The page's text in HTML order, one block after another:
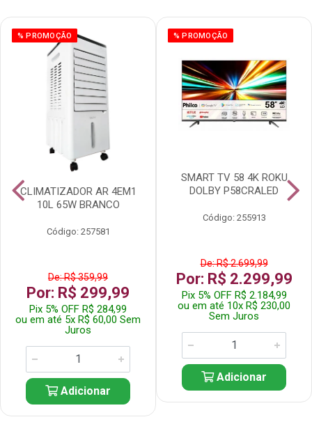
% PROMOÇÃO
CLIMATIZADOR AR 4EM1
10L 65W BRANCO
Código: 257581
De: R$ 359,99
Por: R$ 299,99
Pix 5% OFF R$ 284,99
ou em até 5x R$ 60,00 Sem
Juros
Adicionar
% PROMOÇÃO
SMART TV 58 4K ROKU
DOLBY P58CRALED
Código: 255913
De: R$ 2.699,99
Por: R$ 2.299,99
Pix 5% OFF R$ 2.184,99
ou em até 10x R$ 230,00
Sem Juros
Adicionar